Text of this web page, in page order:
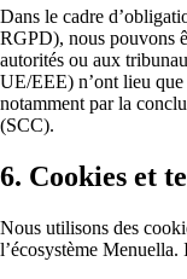
Dans le cadre
RGPD), nous pouvons
autorités ou aux
UE/EEE) n’ont lieu
notamment par la
(SCC).
6. Cookies et
Nous utilisons des
l’écosystème Menuella.